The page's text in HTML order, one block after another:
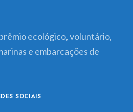
ecológico, voluntário,
e embarcações de
SOCIAIS